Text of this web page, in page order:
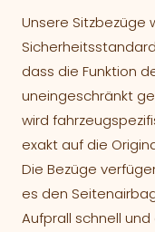
Unsere Sitzbezüge
dass die Funktion
uneingeschränkt
wird
exakt auf die
Die Bezüge
es den
Aufprall schnell